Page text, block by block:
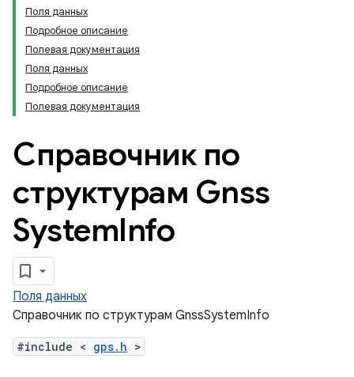
Поля данных
Подробное описание
Полевая документация
Поля данных
Подробное описание
Полевая документация
Справочник по
структурам Gnss
SystemInfo
Поля данных
Справочник по структурам GnssSystemInfo
#include < gps.h >